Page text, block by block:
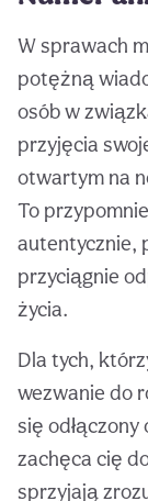
W sprawach
potężną
osób w
przyjęcia
otwartym na
To
autentycznie,
przyciągnie
życia.
Dla tych,
wezwanie do
się
zachęca cię
sprzyjają